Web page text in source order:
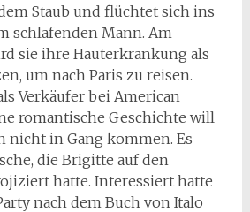
Staub und flüchtet sich ins
schlafenden Mann. Am
sie ihre Hauterkrankung als
um nach Paris zu reisen.
Verkäufer bei American
romantische Geschichte will
nicht in Gang kommen. Es
die Brigitte auf den
hatte. Interessiert hatte
nach dem Buch von Italo